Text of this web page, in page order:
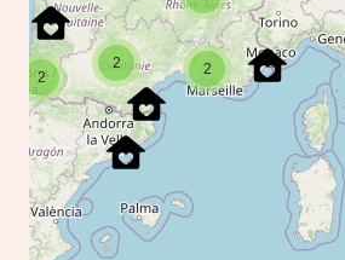
2
2 2